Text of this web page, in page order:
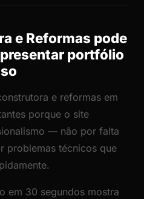
e Reformas pode
portfólio
e reformas em
porque o site
— não por falta
problemas técnicos que
em 30 segundos mostra